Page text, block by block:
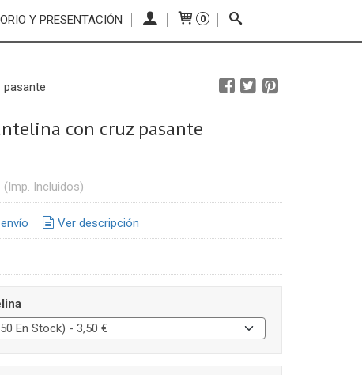
Y PRESENTACIÓN 0
pasante
con cruz pasante
(Imp. Incluidos)
Ver descripción